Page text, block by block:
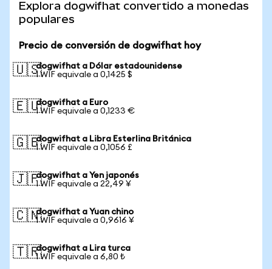
Explora dogwifhat convertido a monedas
populares
Precio de conversión de dogwifhat hoy
🇺🇸dogwifhat a Dólar estadounidense
1 WIF equivale a 0,1425 $
🇪🇺dogwifhat a Euro
1 WIF equivale a 0,1233 €
🇬🇧dogwifhat a Libra Esterlina Británica
1 WIF equivale a 0,1056 £
🇯🇵dogwifhat a Yen japonés
1 WIF equivale a 22,49 ¥
🇨🇳dogwifhat a Yuan chino
1 WIF equivale a 0,9616 ¥
🇹🇷dogwifhat a Lira turca
1 WIF equivale a 6,80 ₺